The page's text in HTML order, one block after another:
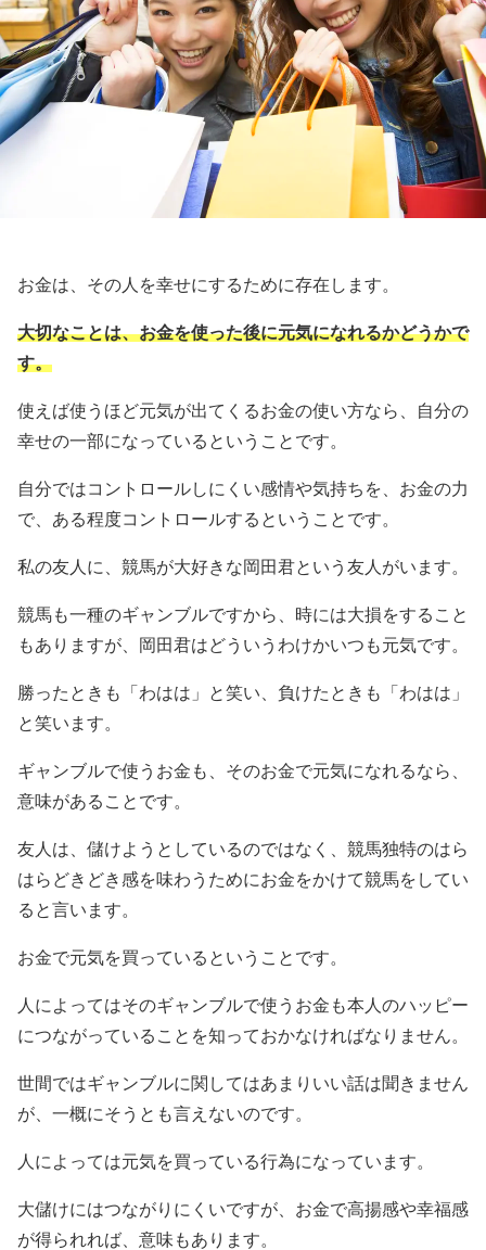
お金は、その人を幸せにするために存在します。
大切なことは、お金を使った後に元気になれるかどうかで
す。
使えば使うほど元気が出てくるお金の使い方なら、自分の
幸せの一部になっているということです。
自分ではコントロールしにくい感情や気持ちを、お金の力
で、ある程度コントロールするということです。
私の友人に、競馬が大好きな岡田君という友人がいます。
競馬も一種のギャンブルですから、時には大損をすること
もありますが、岡田君はどういうわけかいつも元気です。
勝ったときも「わはは」と笑い、負けたときも「わはは」
と笑います。
ギャンブルで使うお金も、そのお金で元気になれるなら、
意味があることです。
友人は、儲けようとしているのではなく、競馬独特のはら
はらどきどき感を味わうためにお金をかけて競馬をしてい
ると言います。
お金で元気を買っているということです。
人によってはそのギャンブルで使うお金も本人のハッピー
につながっていることを知っておかなければなりません。
世間ではギャンブルに関してはあまりいい話は聞きません
が、一概にそうとも言えないのです。
人によっては元気を買っている行為になっています。
大儲けにはつながりにくいですが、お金で高揚感や幸福感
が得られれば、意味もあります。